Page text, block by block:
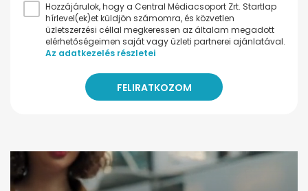
Hozzájárulok, hogy a Central Médiacsoport Zrt. Startlap
hírlevel(ek)et küldjön számomra, és közvetlen
üzletszerzési céllal megkeressen az általam megadott
elérhetőségeimen saját vagy üzleti partnerei ajánlatával.
Az adatkezelés részletei